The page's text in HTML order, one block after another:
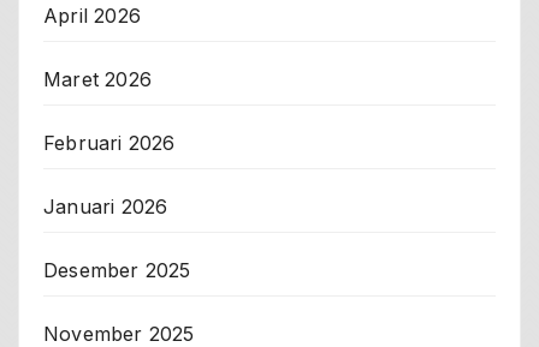
April 2026
Maret 2026
Februari 2026
Januari 2026
Desember 2025
November 2025